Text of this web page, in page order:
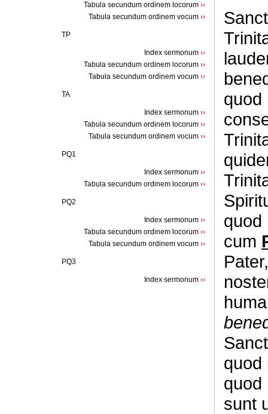
Tabula secundum ordinem locorum ››
Tabula secundum ordinem vocum ››
TP
Index sermonum ››
Tabula secundum ordinem locorum ››
Tabula secundum ordinem vocum ››
TA
Index sermonum ››
Tabula secundum ordinem locorum ››
Tabula secundum ordinem vocum ››
PQ1
Index sermonum ››
Tabula secundum ordinem locorum ››
PQ2
Index sermonum ››
Tabula secundum ordinem locorum ››
Tabula secundum ordinem vocum ››
PQ3
Index sermonum ››
quod
quod
cum
quod
quod
sunt